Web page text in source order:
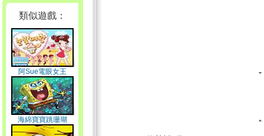
類似遊戲：
阿Sue電眼女王
海綿寶寶跳珊瑚